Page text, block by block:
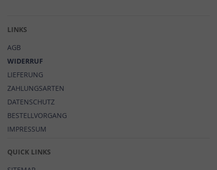
LINKS
AGB
WIDERRUF
LIEFERUNG
ZAHLUNGSARTEN
DATENSCHUTZ
BESTELLVORGANG
IMPRESSUM
QUICK LINKS